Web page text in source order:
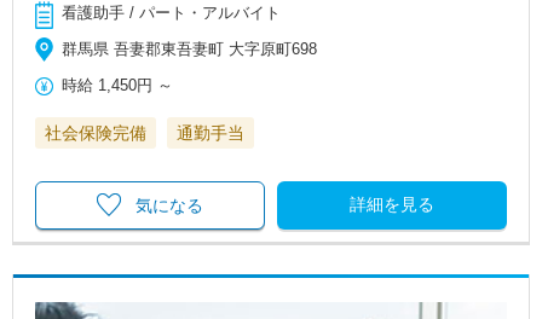
看護助手 / パート・アルバイト
群馬県 吾妻郡東吾妻町 大字原町698
時給 1,450円 ～
社会保険完備 通勤手当
詳細を見る
気になる